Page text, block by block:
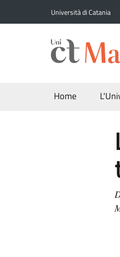
Università di Catania
Home